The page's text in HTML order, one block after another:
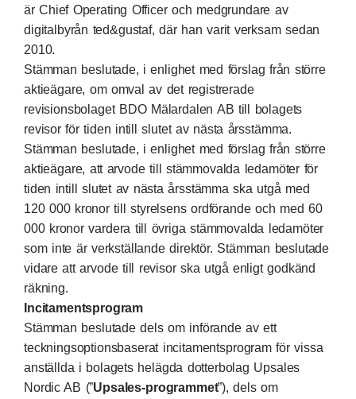
är Chief Operating Officer och medgrundare av
digitalbyrån ted&gustaf, där han varit verksam sedan
2010.
Stämman beslutade, i enlighet med förslag från större
aktieägare, om omval av det registrerade
revisionsbolaget BDO Mälardalen AB till bolagets
revisor för tiden intill slutet av nästa årsstämma.
Stämman beslutade, i enlighet med förslag från större
aktieägare, att arvode till stämmovalda ledamöter för
tiden intill slutet av nästa årsstämma ska utgå med
120 000 kronor till styrelsens ordförande och med 60
000 kronor vardera till övriga stämmovalda ledamöter
som inte är verkställande direktör. Stämman beslutade
vidare att arvode till revisor ska utgå enligt godkänd
räkning.
Incitamentsprogram
Stämman beslutade dels om införande av ett
teckningsoptionsbaserat incitamentsprogram för vissa
anställda i bolagets helägda dotterbolag Upsales
Nordic AB (”Upsales-programmet”), dels om